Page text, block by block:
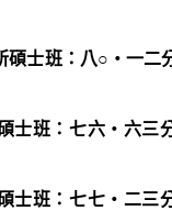
碩士班：八○‧一二
士班：七六‧六三
士班：七七‧二三